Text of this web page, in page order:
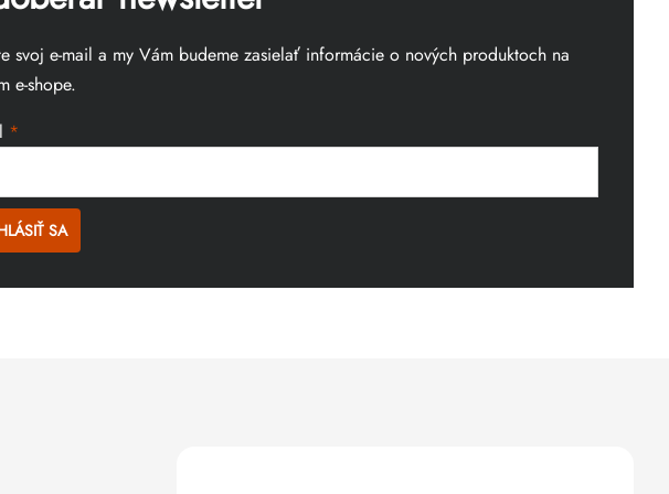
svoj e-mail a my Vám budeme zasielať informácie o nových produktoch na
e-shope.
SA